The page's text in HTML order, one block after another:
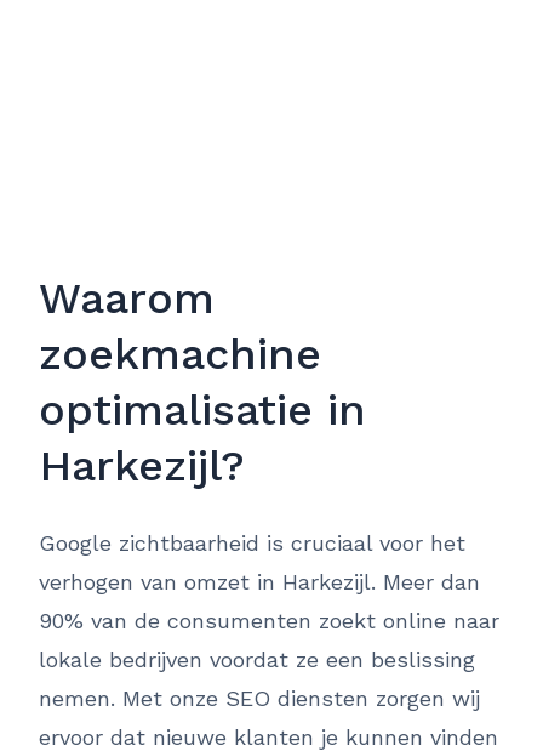
Waarom
zoekmachine
optimalisatie in
Harkezijl?
Google zichtbaarheid is cruciaal voor het
verhogen van omzet in Harkezijl. Meer dan
90% van de consumenten zoekt online naar
lokale bedrijven voordat ze een beslissing
nemen. Met onze SEO diensten zorgen wij
ervoor dat nieuwe klanten je kunnen vinden